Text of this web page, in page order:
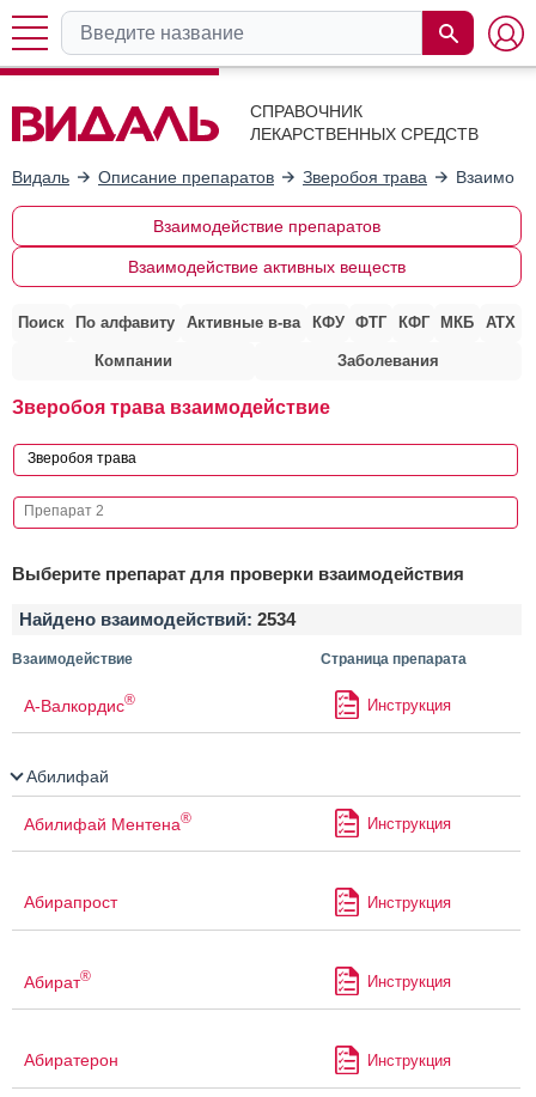
СПРАВОЧНИК
ЛЕКАРСТВЕННЫХ СРЕДСТВ
Видаль Описание препаратов Зверобоя трава
Взаимодействие препаратов
Взаимодействие активных веществ
Поиск По алфавиту Активные в-ва КФУ ФТГ КФГ МКБ АТХ
Компании Заболевания
Зверобоя трава взаимодействие
Выберите препарат для проверки взаимодействия
Найдено взаимодействий: 2534
Взаимодействие Страница препарата
А-Валкордис® Инструкция
Абилифай
Абилифай Ментена® Инструкция
Абирапрост Инструкция
Абират® Инструкция
Абиратерон Инструкция